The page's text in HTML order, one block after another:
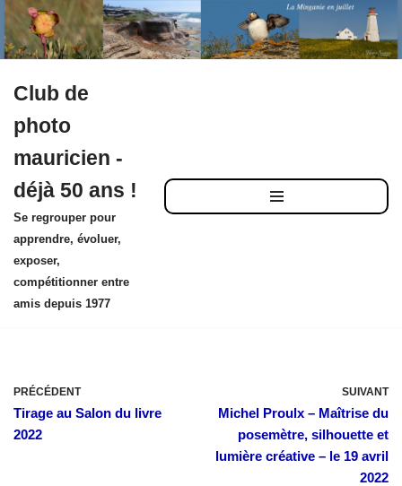
au
contenu
Club de
photo
mauricien -
déjà 50 ans !
Se regrouper pour
apprendre, évoluer,
exposer,
compétitionner entre
amis depuis 1977
PRÉCÉDENT
Tirage au Salon du livre
2022
SUIVANT
Michel Proulx – Maîtrise du
posemètre, silhouette et
lumière créative – le 19 avril
2022